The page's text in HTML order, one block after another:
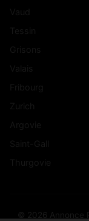
© 2026 Annonce